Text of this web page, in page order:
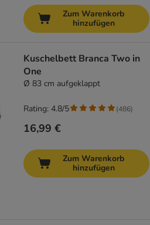
Zum Warenkorb
hinzufügen
Kuschelbett Branca Two in
One
Ø 83 cm aufgeklappt
16,99 €
Rating: 4.8/5 (486)
Zum Warenkorb
hinzufügen